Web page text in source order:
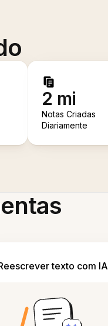
2 mi
Notas Criadas
Diariamente
texto com IA